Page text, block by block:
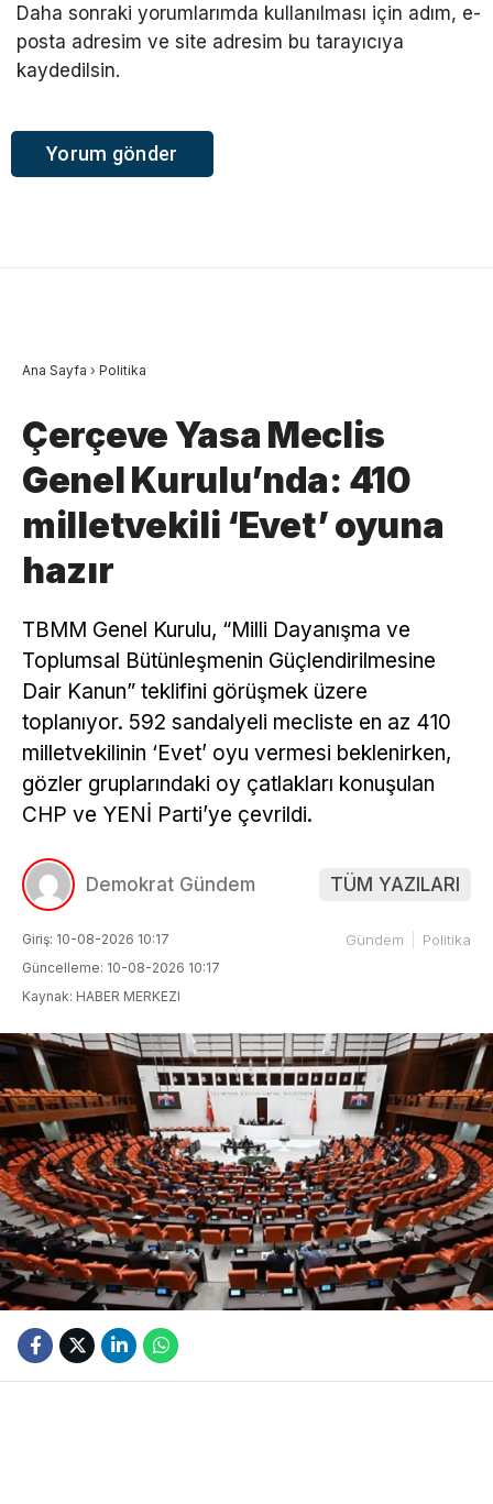
Daha sonraki yorumlarımda kullanılması için adım, e-
posta adresim ve site adresim bu tarayıcıya
kaydedilsin.
Ana Sayfa › Politika
Çerçeve Yasa Meclis
Genel Kurulu’nda: 410
milletvekili ‘Evet’ oyuna
hazır
TBMM Genel Kurulu, “Milli Dayanışma ve
Toplumsal Bütünleşmenin Güçlendirilmesine
Dair Kanun” teklifini görüşmek üzere
toplanıyor. 592 sandalyeli mecliste en az 410
milletvekilinin ‘Evet’ oyu vermesi beklenirken,
gözler gruplarındaki oy çatlakları konuşulan
CHP ve YENİ Parti’ye çevrildi.
Demokrat Gündem TÜM YAZILARI
Giriş: 10-08-2026 10:17
Güncelleme: 10-08-2026 10:17
Kaynak: HABER MERKEZI
Gündem Politika